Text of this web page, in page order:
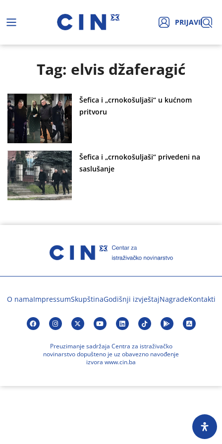
PRIJAVI
Tag: elvis džaferagić
Šefica i „crnokošuljaši“ u kućnom
pritvoru
Šefica i „crnokošuljaši“ privedeni na
saslušanje
O namaImpressumSkupštinaGodišnji izvještajNagradeKontakti
Preuzimanje sadržaja Centra za istraživačko
novinarstvo dopušteno je uz obavezno navođenje
izvora www.cin.ba